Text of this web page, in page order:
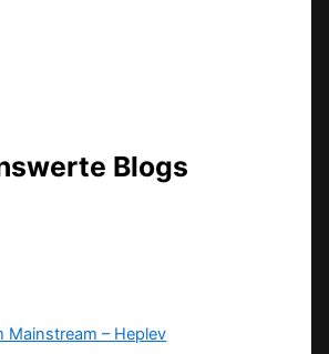
Blogs
Mainstream – Heplev